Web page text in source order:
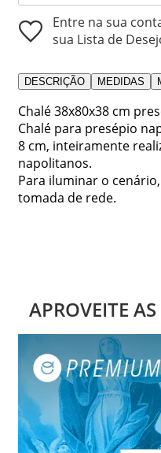
Entre na sua
sua Lista de
DESCRIÇÃO MEDIDAS
Chalé 38x80x38 cm
Chalé para presépio
8 cm, inteiramente
napolitanos.
Para iluminar o
tomada de rede.
APROVEITE